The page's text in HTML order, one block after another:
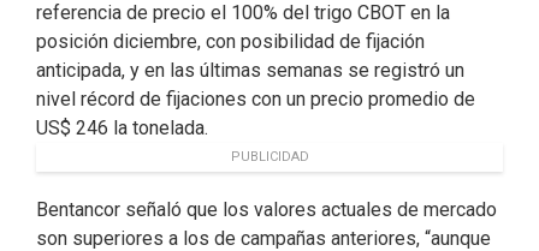
referencia de precio el 100% del trigo CBOT en la
posición diciembre, con posibilidad de fijación
anticipada, y en las últimas semanas se registró un
nivel récord de fijaciones con un precio promedio de
US$ 246 la tonelada.
PUBLICIDAD
Bentancor señaló que los valores actuales de mercado
son superiores a los de campañas anteriores, “aunque